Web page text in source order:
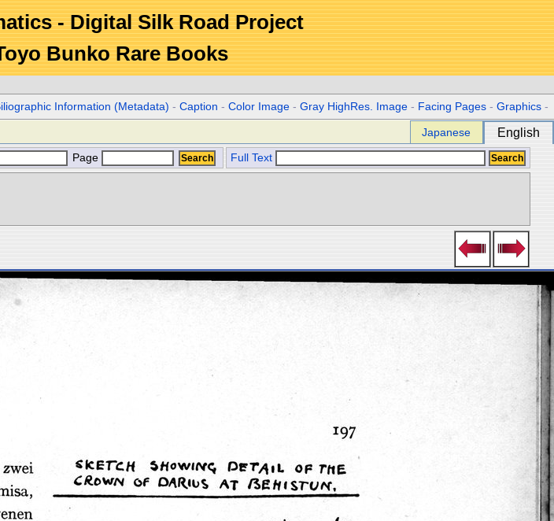
- Digital Silk Road Project
Bunko Rare Books
Information (Metadata) -Caption -Color Image -Gray HighRes. Image - Facing Pages -Graphics -
Japanese English
Page Full Text